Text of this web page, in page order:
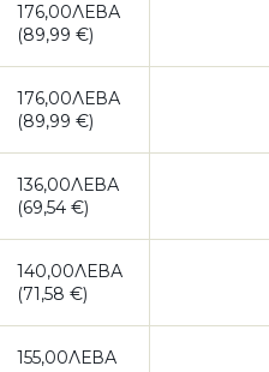
176,00ЛЕВА
(89,99 €)
176,00ЛЕВА
(89,99 €)
136,00ЛЕВА
(69,54 €)
140,00ЛЕВА
(71,58 €)
155,00ЛЕВА